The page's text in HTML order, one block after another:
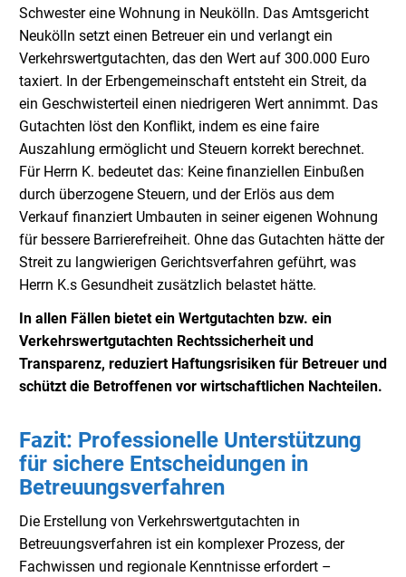
Schwester eine Wohnung in Neukölln. Das Amtsgericht
Neukölln setzt einen Betreuer ein und verlangt ein
Verkehrswertgutachten, das den Wert auf 300.000 Euro
taxiert. In der Erbengemeinschaft entsteht ein Streit, da
ein Geschwisterteil einen niedrigeren Wert annimmt. Das
Gutachten löst den Konflikt, indem es eine faire
Auszahlung ermöglicht und Steuern korrekt berechnet.
Für Herrn K. bedeutet das: Keine finanziellen Einbußen
durch überzogene Steuern, und der Erlös aus dem
Verkauf finanziert Umbauten in seiner eigenen Wohnung
für bessere Barrierefreiheit. Ohne das Gutachten hätte der
Streit zu langwierigen Gerichtsverfahren geführt, was
Herrn K.s Gesundheit zusätzlich belastet hätte.
In allen Fällen bietet ein Wertgutachten bzw. ein
Verkehrswertgutachten Rechtssicherheit und
Transparenz, reduziert Haftungsrisiken für Betreuer und
schützt die Betroffenen vor wirtschaftlichen Nachteilen.
Fazit: Professionelle Unterstützung
für sichere Entscheidungen in
Betreuungsverfahren
Die Erstellung von Verkehrswertgutachten in
Betreuungsverfahren ist ein komplexer Prozess, der
Fachwissen und regionale Kenntnisse erfordert –